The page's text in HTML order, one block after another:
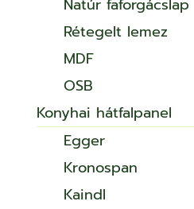
Natúr faforgácslap
Rétegelt lemez
MDF
OSB
Konyhai hátfalpanel
Egger
Kronospan
Kaindl